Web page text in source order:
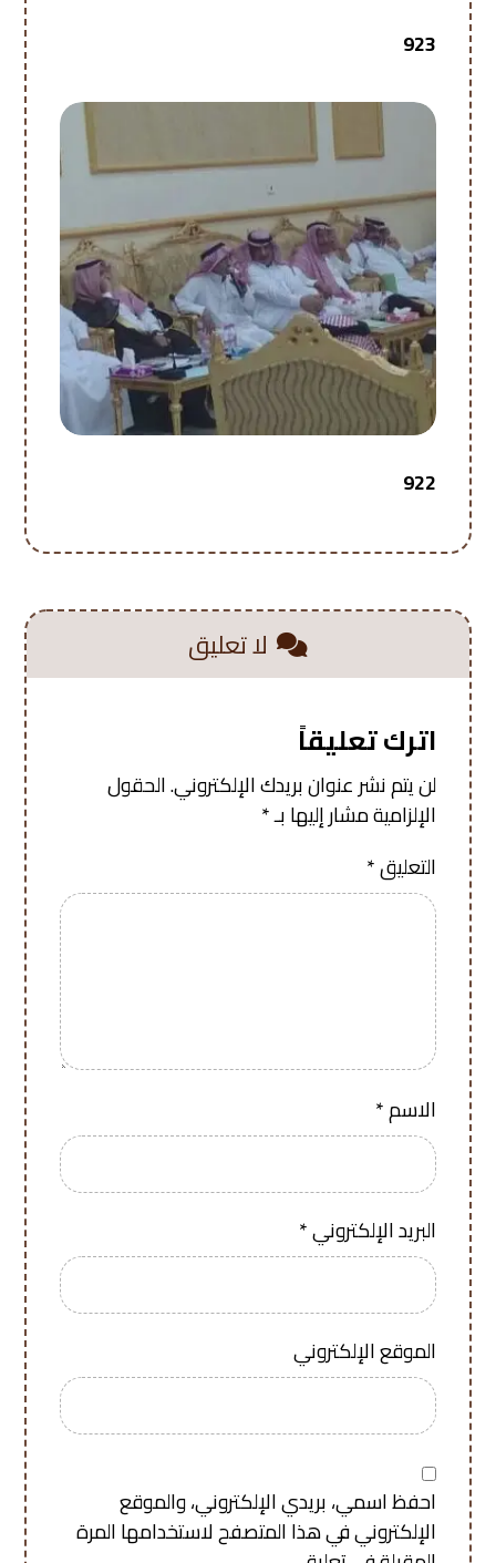
923
922
لا تعليق
اترك تعليقاً
لن يتم نشر عنوان بريدك الإلكتروني.الحقول
الإلزامية مشار إليها بـ*
التعليق*
الاسم*
البريد الإلكتروني*
الموقع الإلكتروني
احفظ اسمي، بريدي الإلكتروني، والموقع
الإلكتروني في هذا المتصفح لاستخدامها المرة